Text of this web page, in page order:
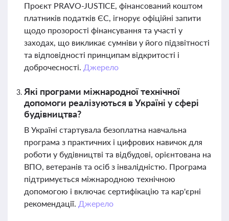
Проєкт PRAVO-JUSTICE, фінансований коштом
платників податків ЄС, ігнорує офіційні запити
щодо прозорості фінансування та участі у
заходах, що викликає сумніви у його підзвітності
та відповідності принципам відкритості і
доброчесності. Джерело
Які програми міжнародної технічної
допомоги реалізуються в Україні у сфері
будівництва?
В Україні стартувала безоплатна навчальна
програма з практичних і цифрових навичок для
роботи у будівництві та відбудові, орієнтована на
ВПО, ветеранів та осіб з інвалідністю. Програма
підтримується міжнародною технічною
допомогою і включає сертифікацію та кар'єрні
рекомендації. Джерело